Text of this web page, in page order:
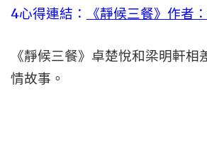
4心得連結： 《靜候三餐》作者
《靜候三餐》卓楚悅和梁明軒相
情故事。